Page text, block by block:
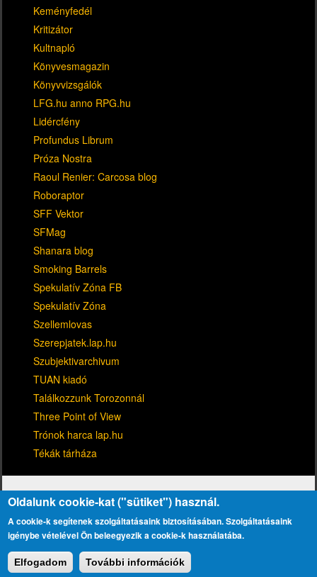
Keményfedél
Kritizátor
Kultnapló
Könyvesmagazin
Könyvvizsgálók
LFG.hu anno RPG.hu
Lidércfény
Profundus Librum
Próza Nostra
Raoul Renier: Carcosa blog
Roboraptor
SFF Vektor
SFMag
Shanara blog
Smoking Barrels
Spekulatív Zóna FB
Spekulatív Zóna
Szellemlovas
Szerepjatek.lap.hu
Szubjektivarchivum
TUAN kiadó
Találkozzunk Torozonnál
Three Point of View
Trónok harca lap.hu
Tékák tárháza
Lábléc
Kapcsolat Adatvédelmi tájékoztató
Oldalunk cookie-kat ("sütiket") használ.
A cookie-k segítenek szolgáltatásaink biztosításában. Szolgáltatásaink
igénybe vételével Ön beleegyezik a cookie-k használatába.
Elfogadom További információk